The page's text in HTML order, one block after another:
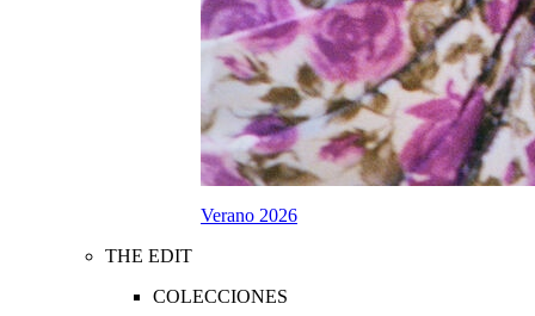
Verano 2026
THE EDIT
COLECCIONES